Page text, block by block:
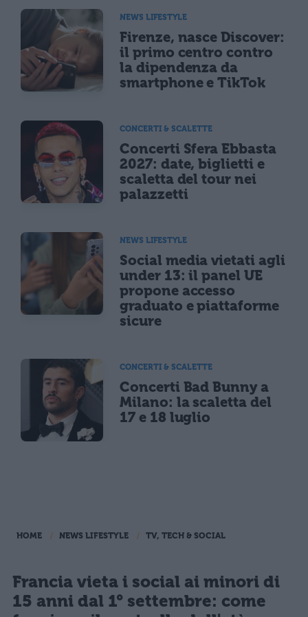
NEWS LIFESTYLE
Firenze, nasce Discover:
il primo centro contro
la dipendenza da
smartphone e TikTok
CONCERTI & SCALETTE
Concerti Sfera Ebbasta
2027: date, biglietti e
scaletta del tour nei
palazzetti
NEWS LIFESTYLE
Social media vietati agli
under 13: il panel UE
propone accesso
graduato e piattaforme
sicure
CONCERTI & SCALETTE
Concerti Bad Bunny a
Milano: la scaletta del
17 e 18 luglio
HOME NEWS LIFESTYLE TV, TECH & SOCIAL
Francia vieta i social ai minori di
15 anni dal 1° settembre: come